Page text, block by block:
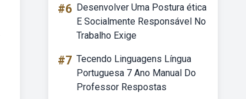
#6 Desenvolver Uma Postura ética
E Socialmente Responsável No
Trabalho Exige
#7 Tecendo Linguagens Língua
Portuguesa 7 Ano Manual Do
Professor Respostas